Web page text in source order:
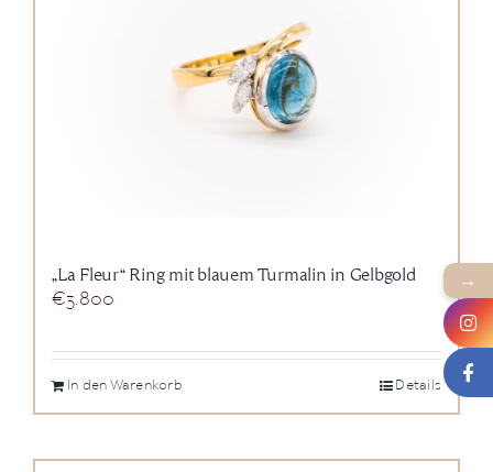
„La Fleur“ Ring mit blauem Turmalin in Gelbgold
€3.800
In den Warenkorb Details
→